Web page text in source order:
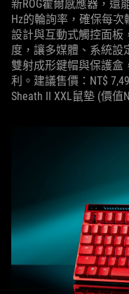
新ROG霍爾感應器，還
Hz的輪詢率，確保每
設計與互動式觸控面板
度，讓多媒體、系統設
雙射成形鍵帽與保護盒
利。建議售價：NT$
Sheath II XXL鼠墊 (價值